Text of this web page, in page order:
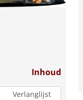
Inhoud
Verlanglijst